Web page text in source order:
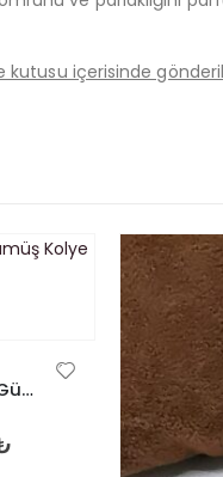
kutusu içerisinde
Omar Silver Unisex Barlı Gümüş Kolye Zincir 3,5 MM